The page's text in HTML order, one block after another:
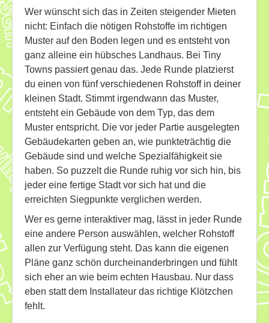
Wer wünscht sich das in Zeiten steigender Mieten
nicht: Einfach die nötigen Rohstoffe im richtigen
Muster auf den Boden legen und es entsteht von
ganz alleine ein hübsches Landhaus. Bei Tiny
Towns passiert genau das. Jede Runde platzierst
du einen von fünf verschiedenen Rohstoff in deiner
kleinen Stadt. Stimmt irgendwann das Muster,
entsteht ein Gebäude von dem Typ, das dem
Muster entspricht. Die vor jeder Partie ausgelegten
Gebäudekarten geben an, wie punkteträchtig die
Gebäude sind und welche Spezialfähigkeit sie
haben. So puzzelt die Runde ruhig vor sich hin, bis
jeder eine fertige Stadt vor sich hat und die
erreichten Siegpunkte verglichen werden.
Wer es gerne interaktiver mag, lässt in jeder Runde
eine andere Person auswählen, welcher Rohstoff
allen zur Verfügung steht. Das kann die eigenen
Pläne ganz schön durcheinanderbringen und fühlt
sich eher an wie beim echten Hausbau. Nur dass
eben statt dem Installateur das richtige Klötzchen
fehlt.